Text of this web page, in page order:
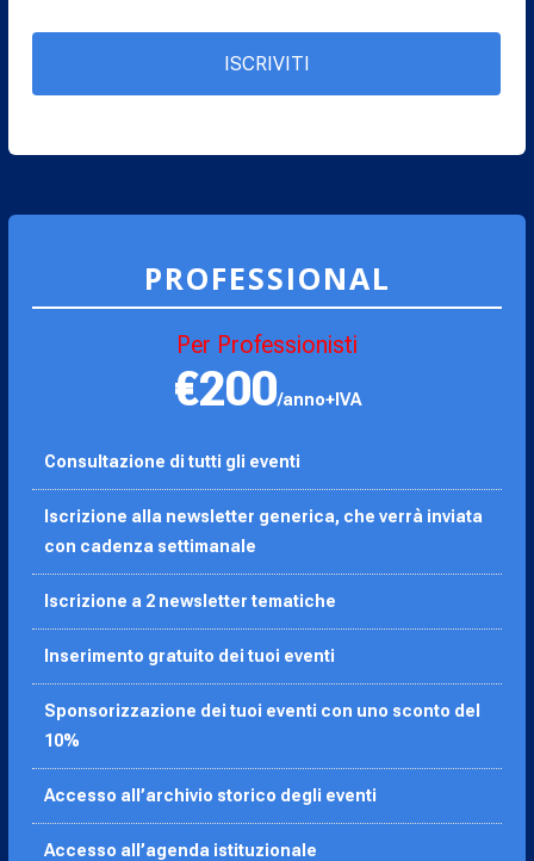
ISCRIVITI
PROFESSIONAL
Per Professionisti
€200/anno+IVA
Consultazione di tutti gli eventi
Iscrizione alla newsletter generica, che verrà inviata
con cadenza settimanale
Iscrizione a 2 newsletter tematiche
Inserimento gratuito dei tuoi eventi
Sponsorizzazione dei tuoi eventi con uno sconto del
10%
Accesso all’archivio storico degli eventi
Accesso all’agenda istituzionale